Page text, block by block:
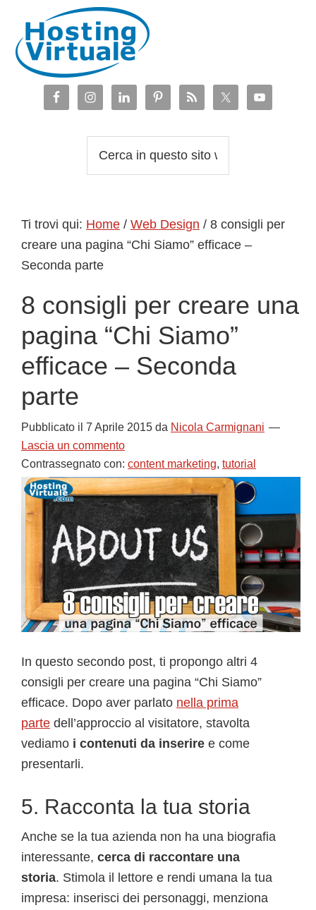
navigazione
primaria
contenuto
principale
barra
laterale
piè
web
Ti trovi qui: Home / Web Design / 8 consigli per
creare una pagina “Chi Siamo” efficace –
Seconda parte
8 consigli per creare una
pagina “Chi Siamo”
efficace – Seconda
parte
Pubblicato il 7 Aprile 2015 da Nicola Carmignani
Lascia un commento
Contrassegnato con: content marketing, tutorial
In questo secondo post, ti propongo altri 4
consigli per creare una pagina “Chi Siamo”
efficace. Dopo aver parlato nella prima
parte dell’approccio al visitatore, stavolta
vediamo i contenuti da inserire e come
presentarli.
5. Racconta la tua storia
Anche se la tua azienda non ha una biografia
interessante, cerca di raccontare una
storia. Stimola il lettore e rendi umana la tua
impresa: inserisci dei personaggi, menziona